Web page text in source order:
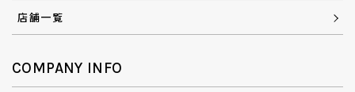
店舗一覧
COMPANY INFO